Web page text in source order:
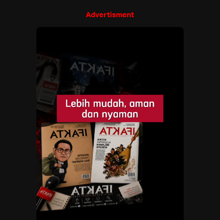
Advertisment